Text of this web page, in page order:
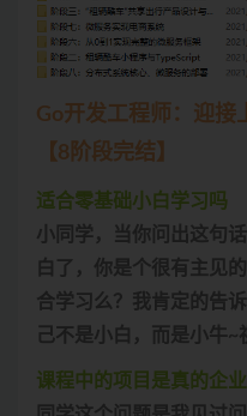
Go开发工程师：迎接
【8阶段完结】
适合零基础小白学习吗
小同学，当你问出这句
白了，你是个很有主见
合学习么？我肯定的告
己不是小白，而是小牛~
课程中的项目是真的企